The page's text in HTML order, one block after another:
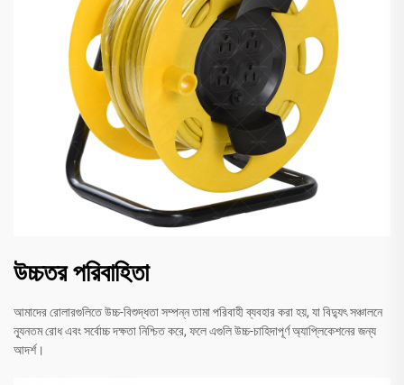
উচ্চতর পরিবাহিতা
আমাদের রোলারগুলিতে উচ্চ-বিশুদ্ধতা সম্পন্ন তামা পরিবাহী ব্যবহার করা হয়, যা বিদ্যুৎ সঞ্চালনে
ন্যূনতম রোধ এবং সর্বোচ্চ দক্ষতা নিশ্চিত করে, ফলে এগুলি উচ্চ-চাহিদাপূর্ণ অ্যাপ্লিকেশনের জন্য
আদর্শ।